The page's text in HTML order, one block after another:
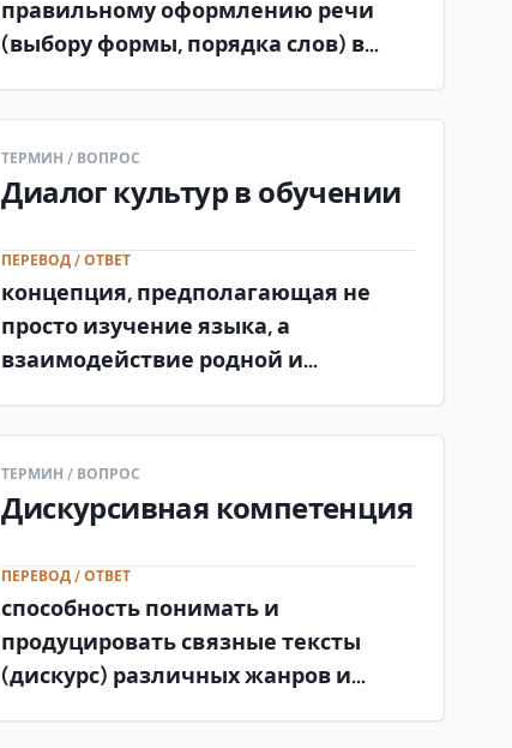
правильному оформлению речи
(выбору формы, порядка слов) в
ТЕРМИН / ВОПРОС
Диалог культур в обучении
ПЕРЕВОД / ОТВЕТ
концепция, предполагающая не
просто изучение языка, а
взаимодействие родной и
ТЕРМИН / ВОПРОС
Дискурсивная компетенция
ПЕРЕВОД / ОТВЕТ
способность понимать и
продуцировать связные тексты
(дискурс) различных жанров и